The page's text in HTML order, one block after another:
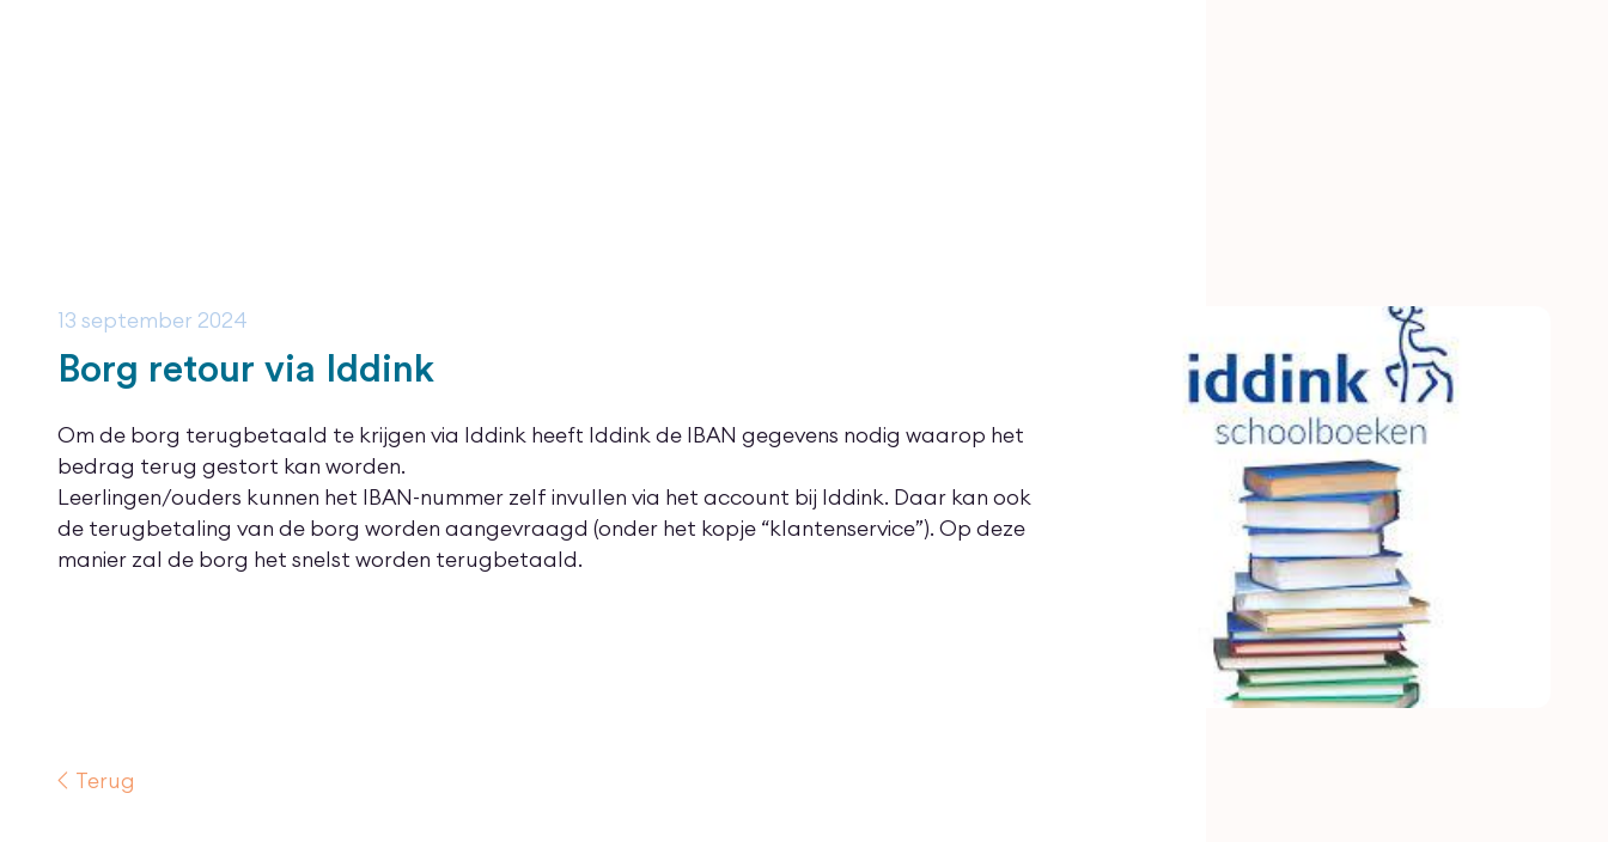
13 september 2024
Borg retour via Iddink
Om de borg terugbetaald te krijgen via Iddink heeft Iddink de IBAN gegevens nodig waarop het
bedrag terug gestort kan worden.
Leerlingen/ouders kunnen het IBAN-nummer zelf invullen via het account bij Iddink. Daar kan ook
de terugbetaling van de borg worden aangevraagd (onder het kopje “klantenservice”). Op deze
manier zal de borg het snelst worden terugbetaald.
Terug